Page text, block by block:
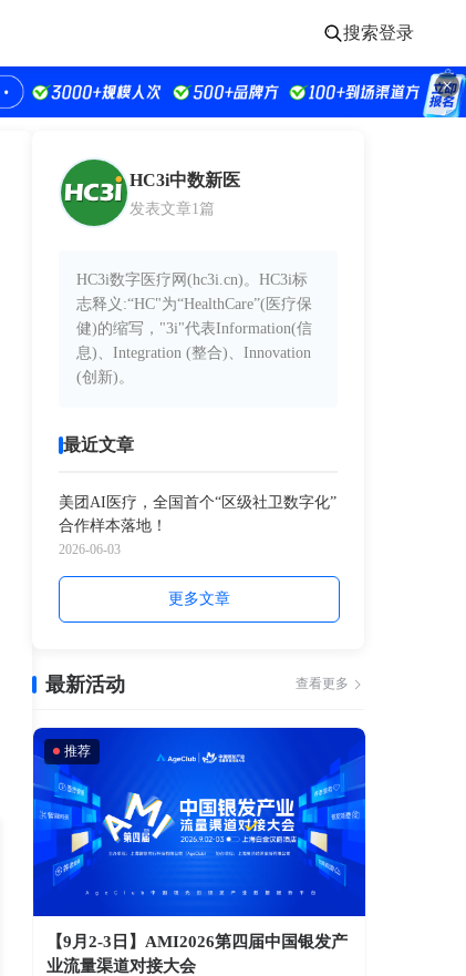
搜索登录
HC3i中数新医
发表文章1篇
HC3i数字医疗网(hc3i.cn)。HC3i标
志释义:“HC"为“HealthCare”(医疗保
健)的缩写，"3i"代表Information(信
息)、Integration (整合)、Innovation
(创新)。
最近文章
美团AI医疗，全国首个“区级社卫数字化”
合作样本落地！
2026-06-03
更多文章
最新活动 查看更多
推荐
【9月2-3日】AMI2026第四届中国银发产
业流量渠道对接大会